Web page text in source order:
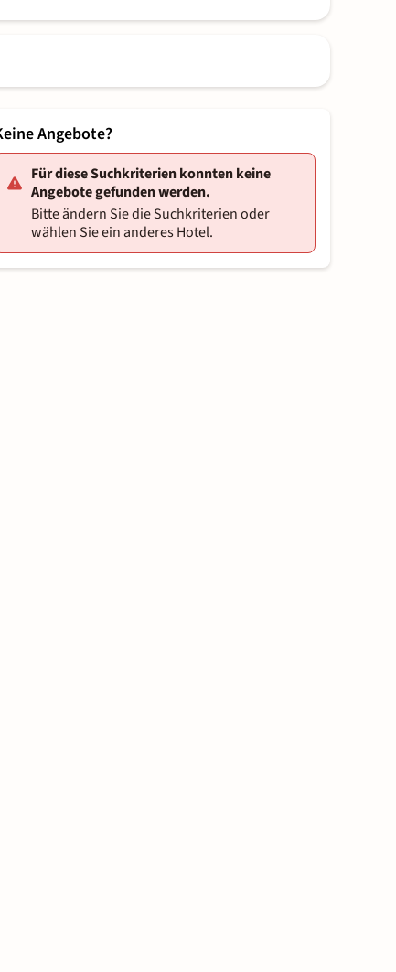
Angebote?
Für diese Suchkriterien konnten keine
Angebote gefunden werden.
Bitte ändern Sie die Suchkriterien oder
wählen Sie ein anderes Hotel.